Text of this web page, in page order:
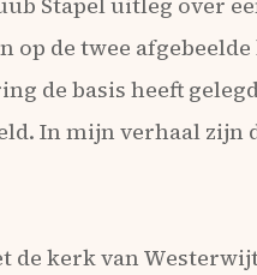
de twee
de basis heeft
In mijn verhaal zijn
de kerk van